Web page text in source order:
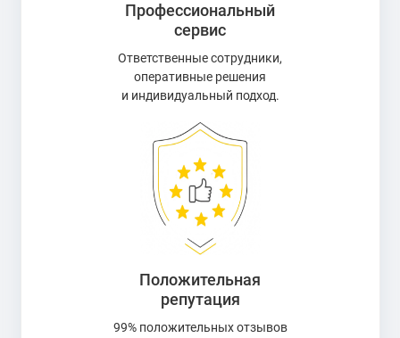
Профессиональный
сервис
Ответственные сотрудники,
оперативные решения
и индивидуальный подход.
Положительная
репутация
99% положительных отзывов